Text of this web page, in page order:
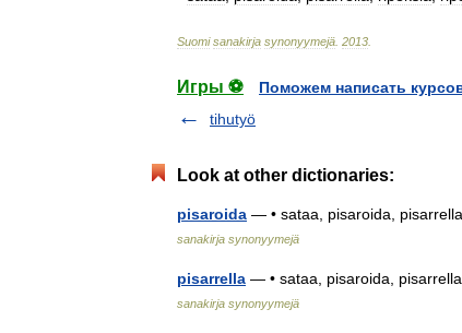
Suomi sanakirja synonyymejä 2013
Игры ⚽
Поможем написать
tihutyö
Look at other dictionaries:
pisaroida — • sataa, pisaroida,
sanakirja synonyymejä
pisarrella — • sataa, pisaroida,
sanakirja synonyymejä